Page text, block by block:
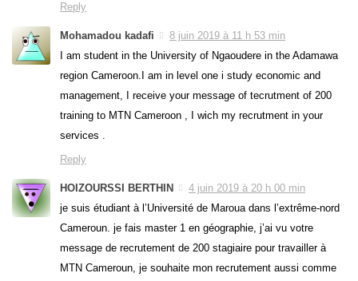
Reply
Mohamadou kadafi
8 juin 2019 à 11 h 53 min
I am student in the University of Ngaoudere in the Adamawa
region Cameroon.I am in level one i study economic and
management, I receive your message of tecrutment of 200
training to MTN Cameroon , I wich my recrutment in your
services .
Reply
HOIZOURSSI BERTHIN
4 juin 2019 à 20 h 00 min
je suis étudiant à l’Université de Maroua dans l’extrême-nord
Cameroun. je fais master 1 en géographie, j’ai vu votre
message de recrutement de 200 stagiaire pour travailler à
MTN Cameroun, je souhaite mon recrutement aussi comme